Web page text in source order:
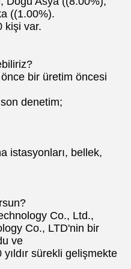
((1.00%).
kişi var.
bir üretim öncesi
denetim;
istasyonları, bellek,
Co., Ltd.,
Co., LTD'nin bir
ve
sürekli gelişmekte